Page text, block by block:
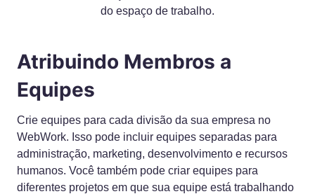
do espaço de trabalho.
Atribuindo Membros a
Equipes
Crie equipes para cada divisão da sua empresa no
WebWork. Isso pode incluir equipes separadas para
administração, marketing, desenvolvimento e recursos
humanos. Você também pode criar equipes para
diferentes projetos em que sua equipe está trabalhando